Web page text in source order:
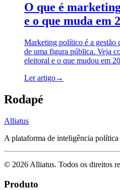
O que é
e o que muda em
Marketing político é a gestão
de uma figura pública. Veja
eleitoral e o que mudou em
Ler artigo→
Rodapé
Alliatus
A plataforma de inteligência
© 2026 Alliatus. Todos os direitos
Produto